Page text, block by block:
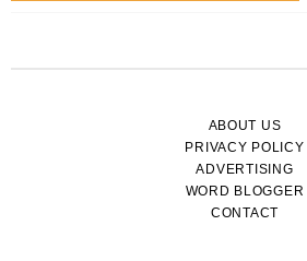
ABOUT US
PRIVACY POLICY
ADVERTISING
WORD BLOGGER
CONTACT